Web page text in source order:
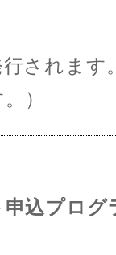
されます
）
込プログ